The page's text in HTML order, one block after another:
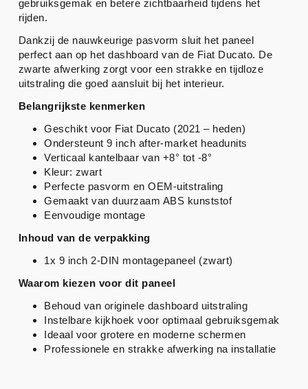
gebruiksgemak en betere zichtbaarheid tijdens het
rijden.
Dankzij de nauwkeurige pasvorm sluit het paneel
perfect aan op het dashboard van de Fiat Ducato. De
zwarte afwerking zorgt voor een strakke en tijdloze
uitstraling die goed aansluit bij het interieur.
Belangrijkste kenmerken
Geschikt voor Fiat Ducato (2021 – heden)
Ondersteunt 9 inch after-market headunits
Verticaal kantelbaar van +8° tot -8°
Kleur: zwart
Perfecte pasvorm en OEM-uitstraling
Gemaakt van duurzaam ABS kunststof
Eenvoudige montage
Inhoud van de verpakking
1x 9 inch 2-DIN montagepaneel (zwart)
Waarom kiezen voor dit paneel
Behoud van originele dashboard uitstraling
Instelbare kijkhoek voor optimaal gebruiksgemak
Ideaal voor grotere en moderne schermen
Professionele en strakke afwerking na installatie